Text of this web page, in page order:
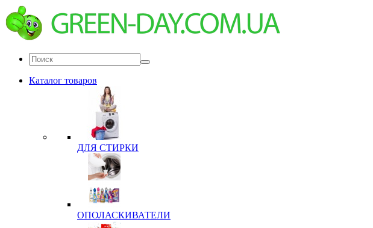
Каталог товаров
ДЛЯ СТИРКИ
ОПОЛАСКИВАТЕЛИ